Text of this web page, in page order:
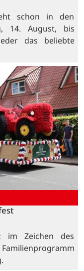
schon in den
14. August, bis
das beliebte
im Zeichen des